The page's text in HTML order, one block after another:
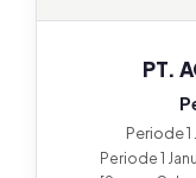
PT.
Periode
Periode 1